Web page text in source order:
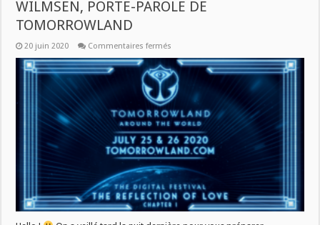
WILMSEN, PORTE-PAROLE DE
TOMORROWLAND
20 juin 2020 Commentaires fermés
INTERVIEW
DE
DEBBY
WILMSEN,
PORTE-
PAROLE
DE
TOMORROWLAND